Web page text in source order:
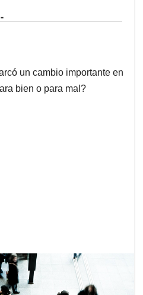
un cambio importante en
bien o para mal?